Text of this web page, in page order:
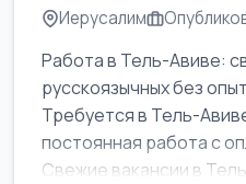
Иерусалим
Работа в Тель-Авиве:
русскоязычных без
Требуется в Тель-
постоянная работа с
Свежие вакансии в